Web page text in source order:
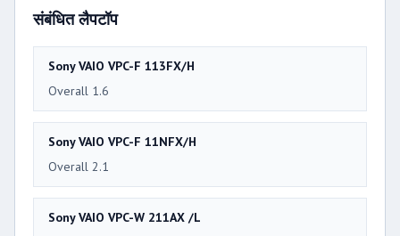
संबंधित लैपटॉप
Sony VAIO VPC-F 113FX/H
Overall 1.6
Sony VAIO VPC-F 11NFX/H
Overall 2.1
Sony VAIO VPC-W 211AX /L